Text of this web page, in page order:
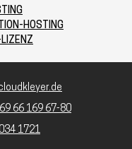
HOSTING
66 169 67-80
1721